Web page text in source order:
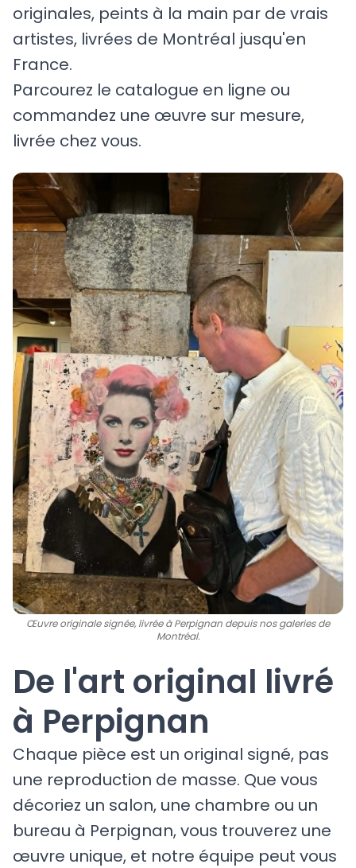
originales, peints à la main par de vrais
artistes, livrées de Montréal jusqu'en
France.
Parcourez le catalogue en ligne ou
commandez une œuvre sur mesure,
livrée chez vous.
Œuvre originale signée, livrée à Perpignan depuis nos galeries de
Montréal.
De l'art original livré
à Perpignan
Chaque pièce est un original signé, pas
une reproduction de masse. Que vous
décoriez un salon, une chambre ou un
bureau à Perpignan, vous trouverez une
œuvre unique, et notre équipe peut vous